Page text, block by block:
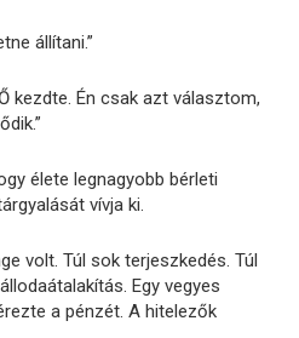
állítani.”
kezdte. Én csak azt választom,
élete legnagyobb bérleti
vívja ki.
volt. Túl sok terjeszkedés. Túl
Egy vegyes
a pénzét. A hitelezők